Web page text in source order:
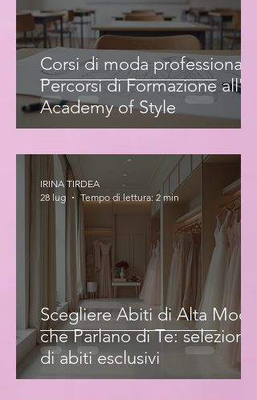
Corsi di moda professionale:
Percorsi di Formazione all'Iris
Academy of Style
Scegliere Abiti di Alta Moda
che Parlano di Te: selezione
di abiti esclusivi
IRINA TIRDEA
28 lug
Tempo di lettura: 2 min